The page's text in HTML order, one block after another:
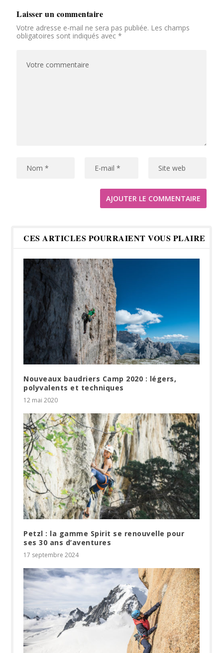
CES ARTICLES POURRAIENT VOUS PLAIRE
Nouveaux baudriers Camp 2020 : légers,
polyvalents et techniques
12 mai 2020
Petzl : la gamme Spirit se renouvelle pour
ses 30 ans d’aventures
17 septembre 2024
Laisser un commentaire
Votre adresse e-mail ne sera pas publiée. Les champs
obligatoires sont indiqués avec*